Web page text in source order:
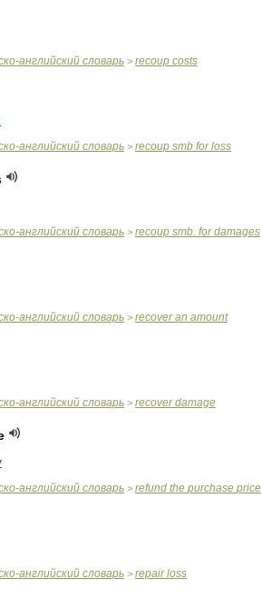
-английский словарь > recoup costs
-английский словарь > recoup smb for loss
-английский словарь > recoup smb. for damages
-английский словарь > recover an amount
-английский словарь > recover damage
-английский словарь > refund the purchase price
-английский словарь > repair loss